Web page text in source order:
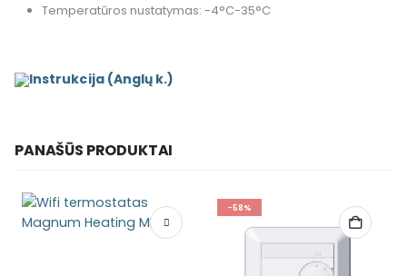
Temperatūros nustatymas: -4°C-35°C
Instrukcija (Anglų k.)
PANAŠŪS PRODUKTAI
-58%